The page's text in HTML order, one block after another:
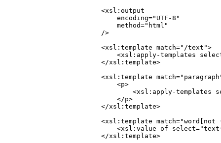
<xsl:output
encoding="UTF-8"
method="html"
/>
<xsl:template match="/text">
<xsl:apply-templates
</xsl:template>
<xsl:template
<p>
<xsl:apply-templates
</p>
</xsl:template>
<xsl:template
<xsl:value-of
</xsl:template>